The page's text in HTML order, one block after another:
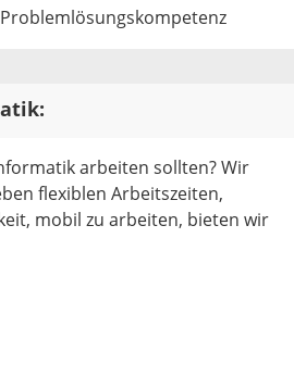
arbeiten sollten? Wir
flexiblen Arbeitszeiten,
mobil zu arbeiten, bieten wir